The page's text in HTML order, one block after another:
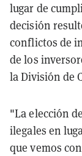
lugar de
decisión
conflictos de
de los
la División de
"La elección
ilegales en
que vemos